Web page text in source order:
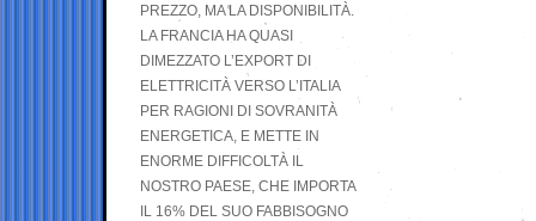
PREZZO, MA LA DISPONIBILITÀ.
LA FRANCIA HA QUASI
DIMEZZATO L’EXPORT DI
ELETTRICITÀ VERSO L’ITALIA
PER RAGIONI DI SOVRANITÀ
ENERGETICA, E METTE IN
ENORME DIFFICOLTÀ IL
NOSTRO PAESE, CHE IMPORTA
IL 16% DEL SUO FABBISOGNO